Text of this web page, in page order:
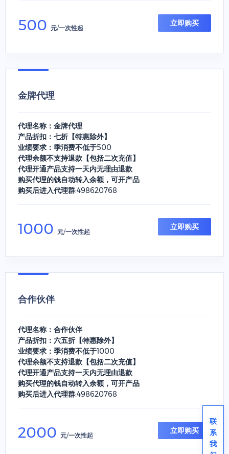
500 元/一次性起
立即购买
金牌代理
代理名称：金牌代理
产品折扣：七折【特惠除外】
业绩要求：季消费不低于500
代理余额不支持退款【包括二次充值】
代理开通产品支持一天内无理由退款
购买代理的钱自动转入余额，可开产品
购买后进入代理群:498620768
1000 元/一次性起
立即购买
合作伙伴
代理名称：合作伙伴
产品折扣：六五折【特惠除外】
业绩要求：季消费不低于1000
代理余额不支持退款【包括二次充值】
代理开通产品支持一天内无理由退款
购买代理的钱自动转入余额，可开产品
购买后进入代理群:498620768
2000 元/一次性起
立即购买
联
系
我